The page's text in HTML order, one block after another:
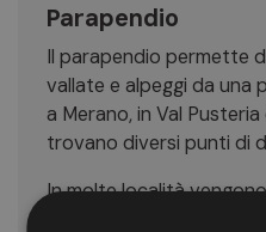
Parapendio
Il parapendio permette
vallate e alpeggi da una
a Merano, in Val
trovano diversi punti di
In molte località